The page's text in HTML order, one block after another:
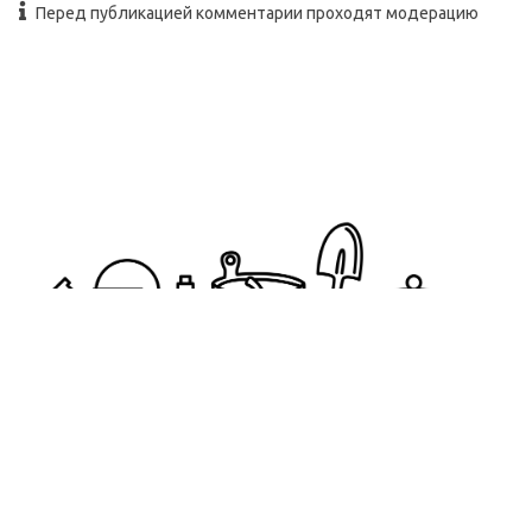
Перед публикацией комментарии проходят модерацию